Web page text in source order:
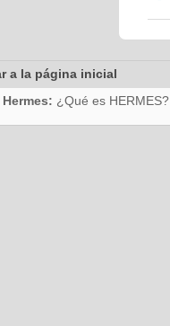
a la página inicial
¿Qué es HERMES?